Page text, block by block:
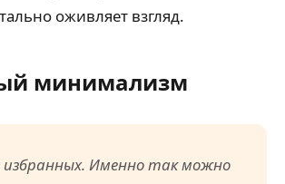
оживляет взгляд.
минимализм
избранных. Именно так можно